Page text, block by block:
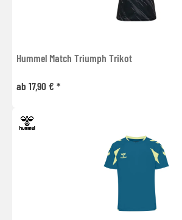
Hummel Match Triumph Trikot
ab 17,90 € *